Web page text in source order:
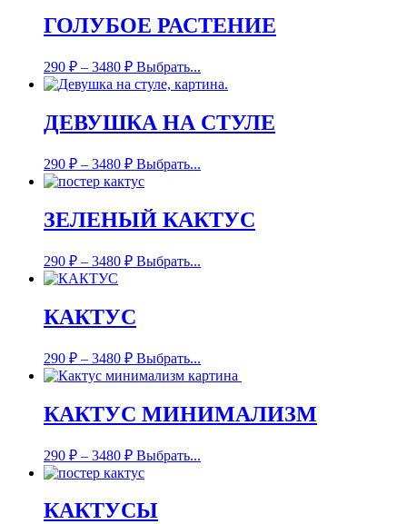
ГОЛУБОЕ РАСТЕНИЕ
290 ₽ – 3480 ₽ Выбрать...
ДЕВУШКА НА СТУЛЕ
290 ₽ – 3480 ₽ Выбрать...
ЗЕЛЕНЫЙ КАКТУС
290 ₽ – 3480 ₽ Выбрать...
КАКТУС
290 ₽ – 3480 ₽ Выбрать...
КАКТУС МИНИМАЛИЗМ
290 ₽ – 3480 ₽ Выбрать...
КАКТУСЫ